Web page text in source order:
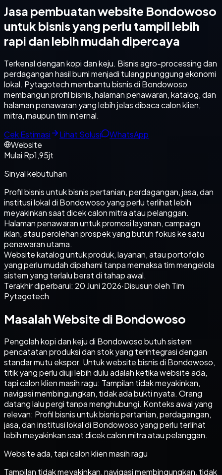
Jasa pembuatan website Bondowoso
untuk bisnis yang perlu tampil lebih
rapi dan lebih mudah dipercaya
Terkenal dengan kopi dan keju. Bisnis agro-processing dan
perdagangan hasil bumi menjadi tulang punggung ekonomi
lokal. Pytagotech membantu bisnis di Bondowoso
membangun profil bisnis, halaman penawaran, katalog, dan
halaman penawaran yang lebih jelas dibaca calon klien,
mitra, maupun tim internal.
Cek Estimasi
Lihat Solusi
WhatsApp
Website
Mulai Rp1,95jt
Sinyal kebutuhan
Profil bisnis untuk bisnis pertanian, perdagangan, jasa, dan
institusi lokal di Bondowoso yang perlu terlihat lebih
meyakinkan saat dicek calon mitra atau pelanggan.
Halaman penawaran untuk promosi layanan, campaign
iklan, atau perolehan prospek yang butuh fokus ke satu
penawaran utama.
Website katalog untuk produk, layanan, atau portofolio
yang perlu mudah dipahami tanpa memaksa tim mengelola
sistem yang terlalu berat di tahap awal.
Terakhir diperbarui: 20 Juni 2026·Disusun oleh Tim
Pytagotech
Masalah Website di Bondowoso
Pengolah kopi dan keju di Bondowoso butuh sistem
pencatatan produksi dan stok yang terintegrasi dengan
standar mutu ekspor. Untuk website bisnis di Bondowoso,
titik yang perlu diuji lebih dulu adalah ketika website ada,
tapi calon klien masih ragu: Tampilan tidak meyakinkan,
navigasi membingungkan, tidak ada bukti nyata. Orang
datang lalu pergi tanpa menghubungi. Konteks awal yang
relevan: Profil bisnis untuk bisnis pertanian, perdagangan,
jasa, dan institusi lokal di Bondowoso yang perlu terlihat
lebih meyakinkan saat dicek calon mitra atau pelanggan.
Website ada, tapi calon klien masih ragu
Tampilan tidak meyakinkan, navigasi membingungkan, tidak